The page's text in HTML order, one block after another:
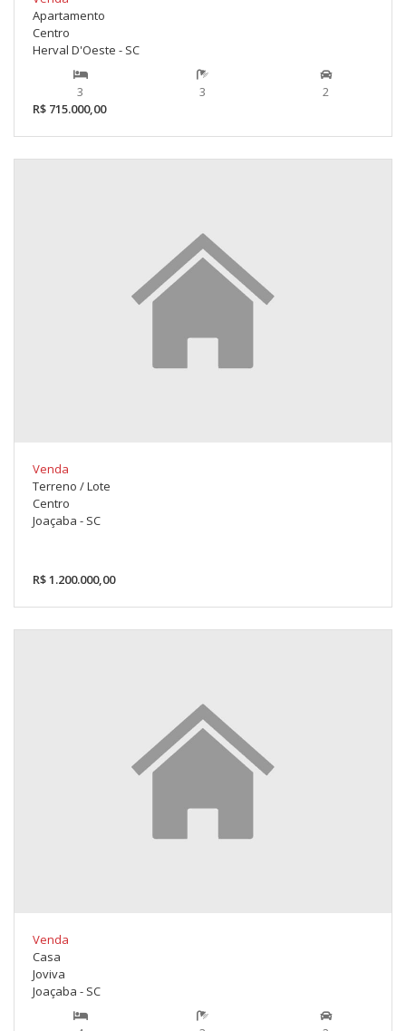
Apartamento
Centro
Herval D'Oeste - SC
3 3
2
R$ 715.000,00
Venda
Terreno / Lote
Centro
Joaçaba - SC
R$ 1.200.000,00
Venda
Casa
Joviva
Joaçaba - SC